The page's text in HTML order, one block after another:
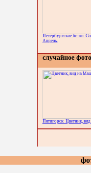
Петербургские белки.
Апрель.
случайное фото
Пятигорск: Цветник,